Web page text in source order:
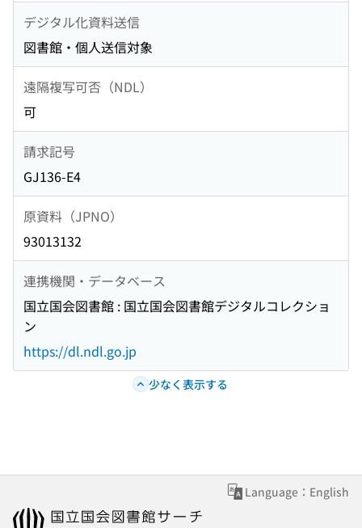
デジタル化資料送信
図書館・個人送信対象
遠隔複写可否（NDL）
可
請求記号
GJ136-E4
原資料（JPNO）
93013132
連携機関・データベース
国立国会図書館 : 国立国会図書館デジタルコレクショ
ン
https://dl.ndl.go.jp
少なく表示する
Language：English